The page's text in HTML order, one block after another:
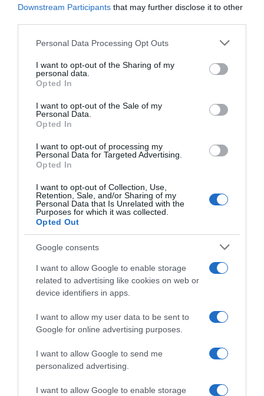
Downstream Participants that may further disclose it to other
Please note that this website/app uses one or more Google
not limited to your visit or usage behaviour. You may click to
grant or deny consent to Google and its third-party tags to
use your data for below specified purposes in below Google
consent section.
Personal Data Processing Opt Outs
I want to opt-out of the Sharing of my
personal data.
Opted In
I want to opt-out of the Sale of my
Personal Data.
Opted In
I want to opt-out of processing my
Personal Data for Targeted Advertising.
Opted In
I want to opt-out of Collection, Use,
Retention, Sale, and/or Sharing of my
Personal Data that Is Unrelated with the
Purposes for which it was collected.
Opted Out
Google consents
I want to allow Google to enable storage
related to advertising like cookies on web or
device identifiers in apps.
I want to allow my user data to be sent to
Google for online advertising purposes.
I want to allow Google to send me
personalized advertising.
I want to allow Google to enable storage
az első lépést, hanem sokkal inkább az a fontos, hogyan
De az is lehet, hogy életed szerelmére bukkansz. Egy
Megosztás: Facebook Pinterest
Címkék: szerelem,randi ,tanácsok ,tippek
lépések
Korábbi bejegyzések Következő bejegyzés
HASONLÓ BEJEGYZÉSEK